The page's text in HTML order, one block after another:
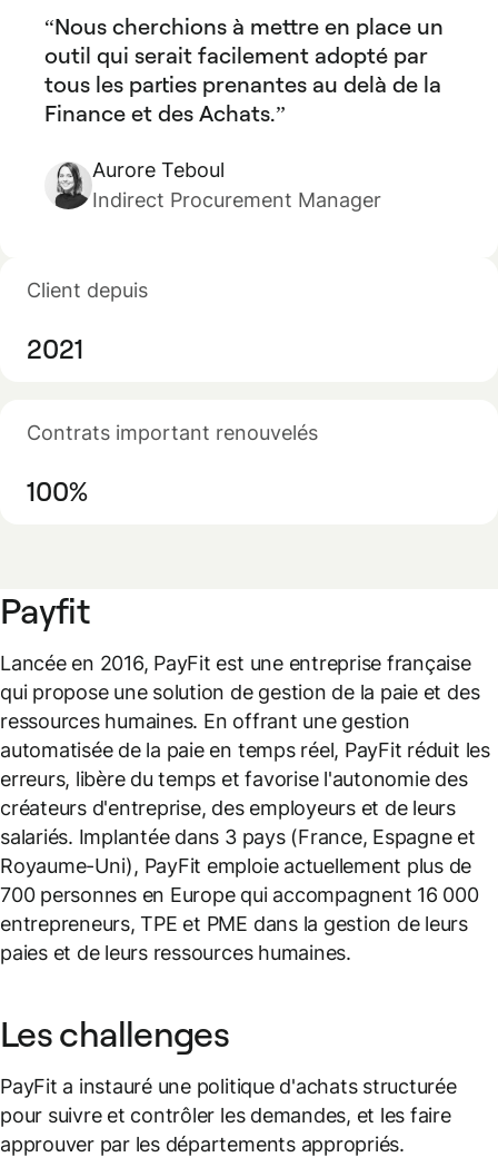
Nous cherchions à mettre en place un
outil qui serait facilement adopté par
tous les parties prenantes au delà de la
Finance et des Achats.
Aurore Teboul
Indirect Procurement Manager
Client depuis
2021
Contrats important renouvelés
100%
Payfit
Lancée en 2016, PayFit est une entreprise française
qui propose une solution de gestion de la paie et des
ressources humaines. En offrant une gestion
automatisée de la paie en temps réel, PayFit réduit les
erreurs, libère du temps et favorise l'autonomie des
créateurs d'entreprise, des employeurs et de leurs
salariés. Implantée dans 3 pays (France, Espagne et
Royaume-Uni), PayFit emploie actuellement plus de
700 personnes en Europe qui accompagnent 16 000
entrepreneurs, TPE et PME dans la gestion de leurs
paies et de leurs ressources humaines.
Les challenges
PayFit a instauré une politique d'achats structurée
pour suivre et contrôler les demandes, et les faire
approuver par les départements appropriés.